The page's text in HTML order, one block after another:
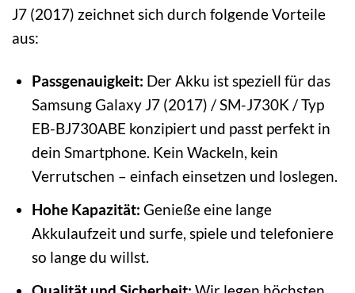
J7 (2017) zeichnet sich durch folgende Vorteile
aus:
Passgenauigkeit: Der Akku ist speziell für das
Samsung Galaxy J7 (2017) / SM-J730K / Typ
EB-BJ730ABE konzipiert und passt perfekt in
dein Smartphone. Kein Wackeln, kein
Verrutschen – einfach einsetzen und loslegen.
Hohe Kapazität: Genieße eine lange
Akkulaufzeit und surfe, spiele und telefoniere
so lange du willst.